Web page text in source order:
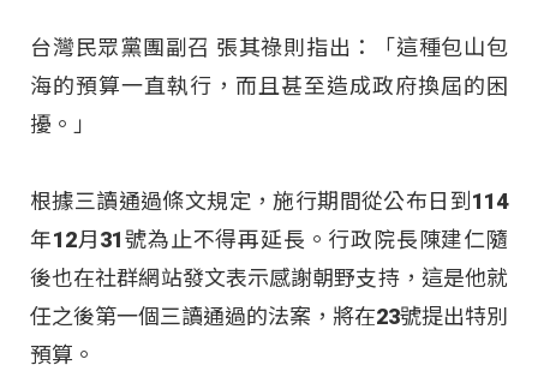
台灣民眾黨團副召 張其祿則指出：「這種包山包
海的預算一直執行，而且甚至造成政府換屆的困
擾。」
根據三讀通過條文規定，施行期間從公布日到114
年12月31號為止不得再延長。行政院長陳建仁隨
後也在社群網站發文表示感謝朝野支持，這是他就
任之後第一個三讀通過的法案，將在23號提出特別
預算。